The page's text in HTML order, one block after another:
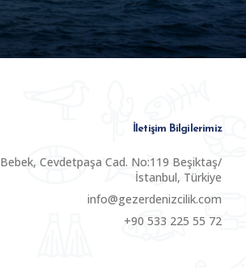
İletişim Bilgilerimiz
Bebek, Cevdetpaşa Cad. No:119 Beşiktaş/
İstanbul, Türkiye
info@gezerdenizcilik.com
+90 533 225 55 72